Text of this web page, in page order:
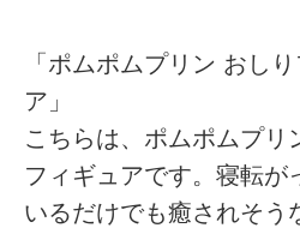
「ポムポムプリン おし
ア」
こちらは、ポムポムプリ
フィギュアです。寝転が
いるだけでも癒されそう